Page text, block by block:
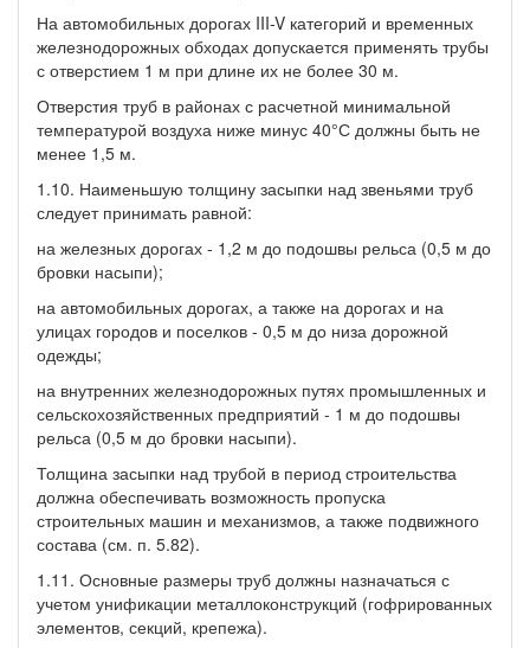
На автомобильных дорогах III-V категорий и временных
железнодорожных обходах допускается применять трубы
с отверстием 1 м при длине их не более 30 м.
Отверстия труб в районах с расчетной минимальной
температурой воздуха ниже минус 40°С должны быть не
менее 1,5 м.
1.10. Наименьшую толщину засыпки над звеньями труб
следует принимать равной:
на железных дорогах - 1,2 м до подошвы рельса (0,5 м до
бровки насыпи);
на автомобильных дорогах, а также на дорогах и на
улицах городов и поселков - 0,5 м до низа дорожной
одежды;
на внутренних железнодорожных путях промышленных и
сельскохозяйственных предприятий - 1 м до подошвы
рельса (0,5 м до бровки насыпи).
Толщина засыпки над трубой в период строительства
должна обеспечивать возможность пропуска
строительных машин и механизмов, а также подвижного
состава (см. п. 5.82).
1.11. Основные размеры труб должны назначаться с
учетом унификации металлоконструкций (гофрированных
элементов, секций, крепежа).